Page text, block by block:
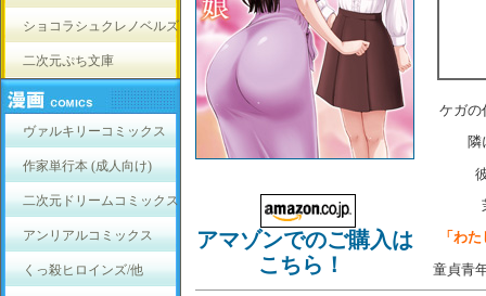
ショコラシュクレノベルズ
二次元ぷち文庫
ヴァルキリーコミックス
作家単行本 (成人向け)
二次元ドリームコミックス
アンリアルコミックス
くっ殺ヒロインズ/他
ケガの
隣
「わ
童貞青
アマゾンでのご購入は
こちら！